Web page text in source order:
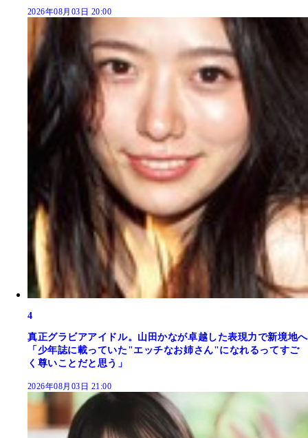
2026年08月03日 20:00
4
真正グラビアアイドル。山田かなが卓越した表現力で新境地へ
「少年誌に載っていた"エッチなお姉さん"になれるってすご
く尊いことだと思う」
2026年08月03日 21:00